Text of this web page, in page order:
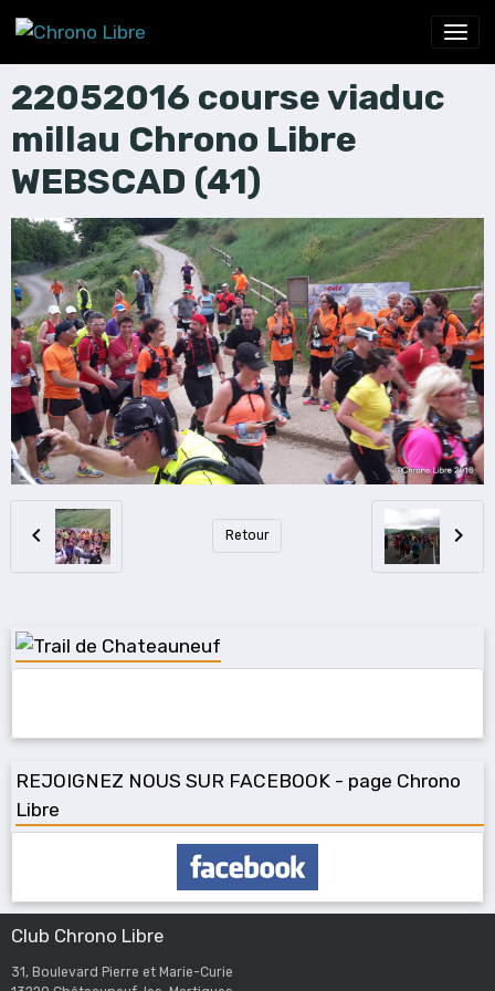
22052016 course viaduc
millau Chrono Libre
WEBSCAD (41)
Retour
REJOIGNEZ NOUS SUR FACEBOOK - page Chrono
Libre
Club Chrono Libre
31, Boulevard Pierre et Marie-Curie